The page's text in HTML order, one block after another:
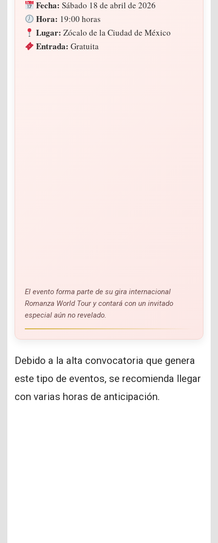
Fecha: Sábado 18 de abril de 2026
Hora: 19:00 horas
Lugar: Zócalo de la Ciudad de México
Entrada: Gratuita
El evento forma parte de su gira internacional
Romanza World Toury contará con un invitado
especial aún no revelado.
Debido a la alta convocatoria que genera
este tipo de eventos, se recomienda llegar
con varias horas de anticipación.